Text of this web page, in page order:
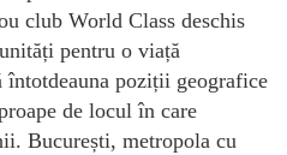
club World Class deschis
pentru o viață
întotdeauna poziții geografice
de locul în care
București, metropola cu